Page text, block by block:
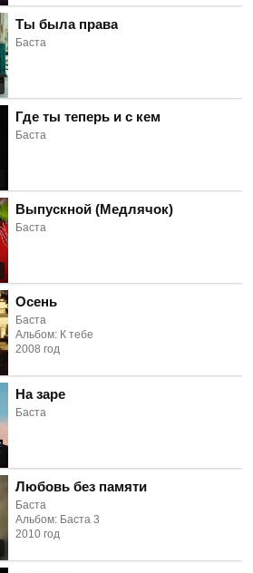
Ты была права
Баста
Где ты теперь и с кем
Баста
Выпускной (Медлячок)
Баста
Осень
Баста
Альбом: К тебе
2008 год
На заре
Баста
Любовь без памяти
Баста
Альбом: Баста 3
2010 год